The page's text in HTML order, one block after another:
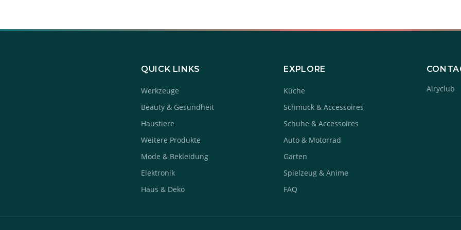
QUICK LINKS
Werkzeuge
Beauty & Gesundheit
Haustiere
Weitere Produkte
Mode & Bekleidung
Elektronik
Haus & Deko
EXPLORE
Küche
Schmuck & Accessoires
Schuhe & Accessoires
Auto & Motorrad
Garten
Spielzeug & Anime
FAQ
Airyclub